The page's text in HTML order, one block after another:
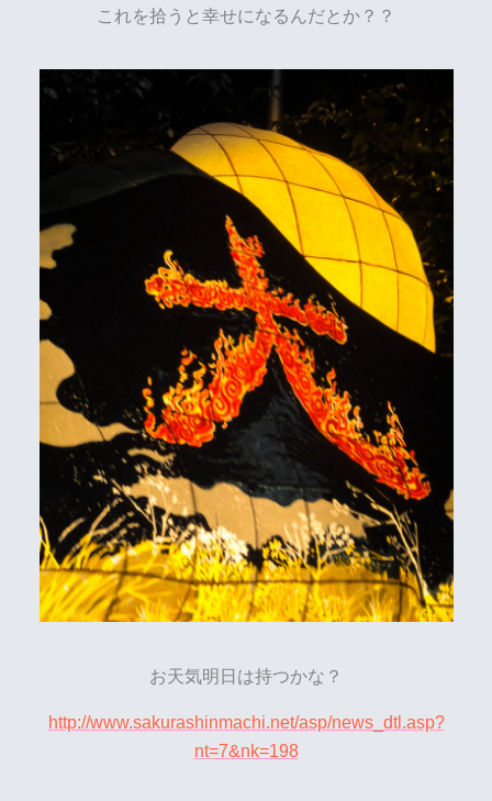
これを拾うと幸せになるんだとか？？
お天気明日は持つかな？
http://www.sakurashinmachi.net/asp/news_dtl.asp?
nt=7&nk=198